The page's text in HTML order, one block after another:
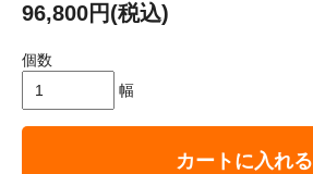
96,800円(税込)
個数
幅
カートに入れる